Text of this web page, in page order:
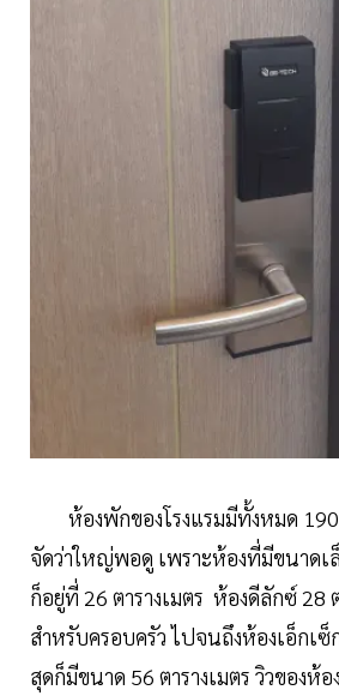
ห้องพักของโรงแรมมีทั้งหมด 190
จัดว่าใหญ่พอดู เพราะห้องที่มีขนาดเ
ก็อยู่ที่ 26 ตารางเมตร ห้องดีลักซ์ 28
สำหรับครอบครัว ไปจนถึงห้องเอ็กเ
สุดก็มีขนาด 56 ตารางเมตร วิวของห้